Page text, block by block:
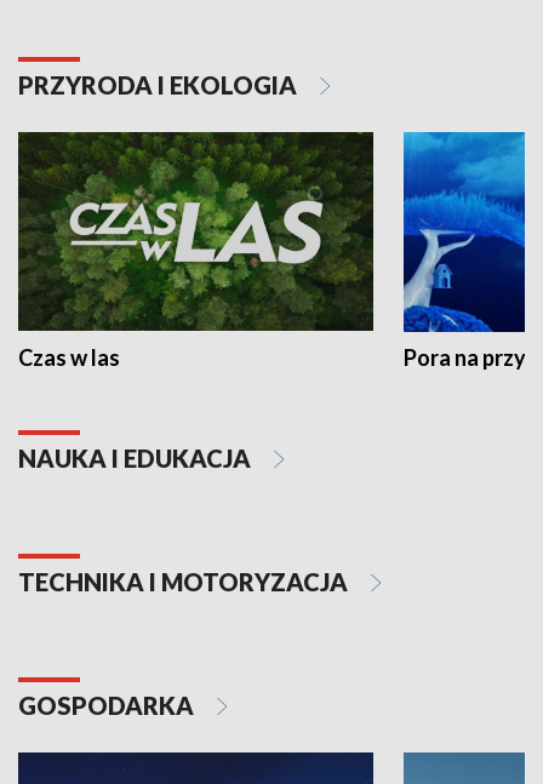
PRZYRODA I EKOLOGIA
Czas w las Pora na
NAUKA I EDUKACJA
TECHNIKA I MOTORYZACJA
GOSPODARKA